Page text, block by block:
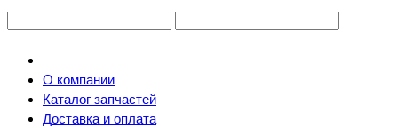
О компании
Каталог запчастей
Доставка и оплата